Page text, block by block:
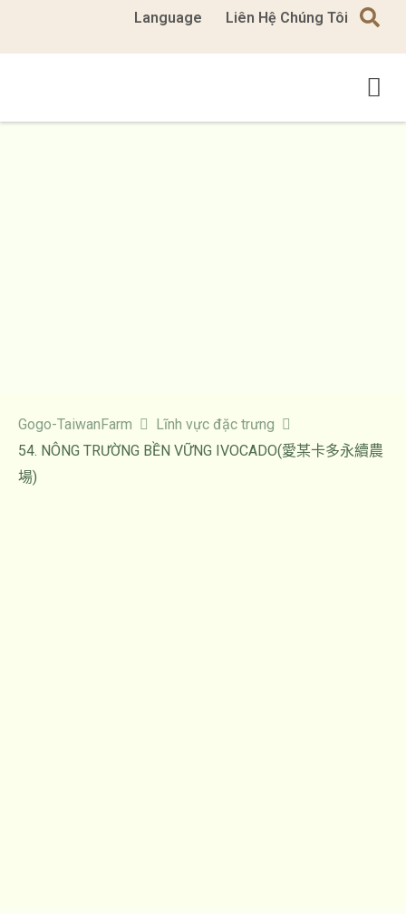
Language Liên Hệ Chúng Tôi
Gogo-TaiwanFarm
Lĩnh vực đặc trưng
54. NÔNG TRƯỜNG BỀN VỮNG IVOCADO(愛某卡多永續農
場)